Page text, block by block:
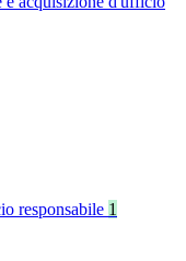
responsabile 1